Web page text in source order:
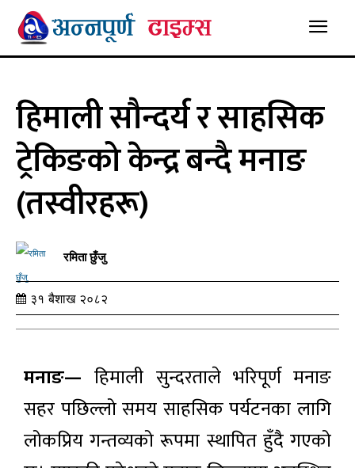
हिमाली सौन्दर्य र साहसिक
ट्रेकिङको केन्द्र बन्दै मनाङ
(तस्वीरहरू)
रमिता छुँजु
३१ बैशाख २०८२
मनाङ—हिमाली सुन्दरताले भरिपूर्ण मनाङ
सहर पछिल्लो समय साहसिक पर्यटनका लागि
लोकप्रिय गन्तव्यको रूपमा स्थापित हुँदै गएको